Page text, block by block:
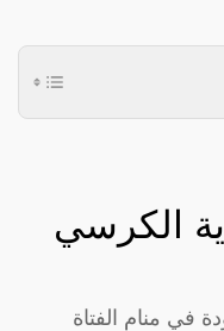
الكرسي
في منام الفتاة